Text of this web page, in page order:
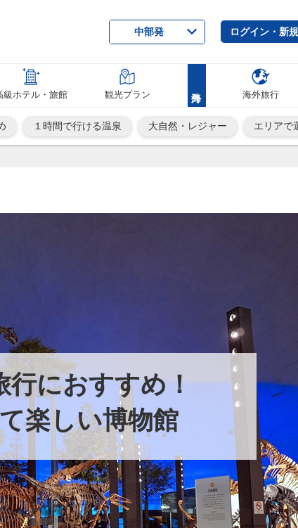
中部発 ログイン・新
級ホテル・旅館 観光プラン 海外旅行
１時間で行ける温泉 大自然・レジャー エリアで
行におすすめ！
楽しい博物館